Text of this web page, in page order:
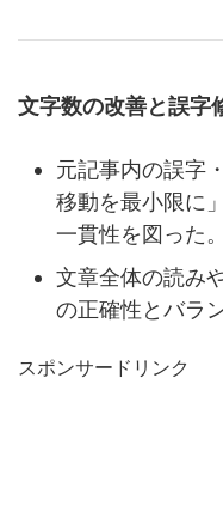
文字数の改善と誤字
元記事内の誤字
移動を最小限に
一貫性を図った。
文章全体の読み
の正確性とバラ
スポンサードリンク